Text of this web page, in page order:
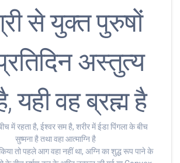
से युक्त पुरुषों
प्रतिदिन अस्तुत्य
यही वह ब्रह्म है
में रहता है, ईश्वर सम है, शरीर में ईडा पिंगला के बीच
सुष्मना है तथा वहा आत्माग्नि है
तो पहले आग वहा नहीं था, अग्नि का शुद्ध रूप पाने के